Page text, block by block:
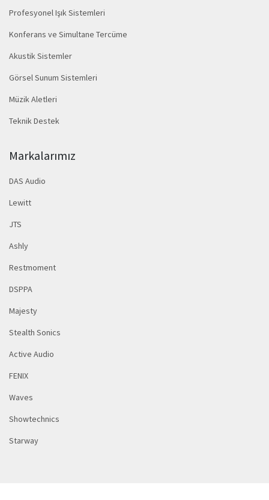
Profesyonel Işık Sistemleri
Konferans ve Simultane Tercüme
Akustik Sistemler
Görsel Sunum Sistemleri
Müzik Aletleri
Teknik Destek
Markalarımız
DAS Audio
Lewitt
JTS
Ashly
Restmoment
DSPPA
Majesty
Stealth Sonics
Active Audio
FENIX
Waves
Showtechnics
Starway